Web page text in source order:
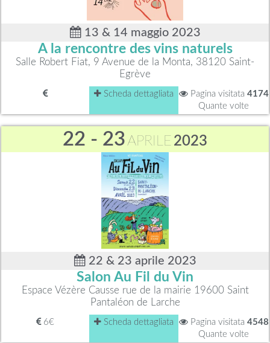
13 & 14 maggio 2023
A la rencontre des vins naturels
Salle Robert Fiat, 9 Avenue de la Monta, 38120 Saint-
Egrève
Scheda dettagliata Pagina visitata 4174
Quante volte
22 - 23APRILE 2023
22 & 23 aprile 2023
Salon Au Fil du Vin
Espace Vézère Causse rue de la mairie 19600 Saint
Pantaléon de Larche
6€ Scheda dettagliata Pagina visitata 4548
Quante volte